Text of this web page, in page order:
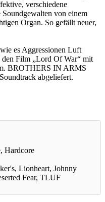
verschiedene
von einem
Organ. So gefällt neuer,
es Aggressionen Luft
Film „Lord Of War“ mit
BROTHERS IN ARMS
abgeliefert.
Hardcore
Lionheart, Johnny
Fear, TLUF